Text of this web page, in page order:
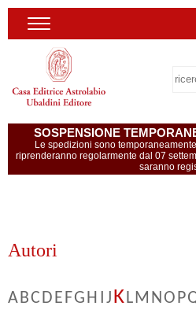
SOSPENSIONE
Le spedizioni sono
riprenderanno regolarmente dal 07
saranno
Autori
ABCDEFGH IJKLM NOP